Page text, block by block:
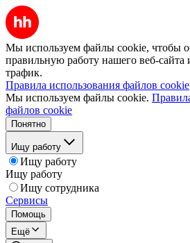
Мы используем файлы cookie, чтобы
правильную работу нашего веб-сайта
трафик.
Правила использования файлов cookie
Мы используем файлы cookie.
файлов cookie
Понятно
Ищу работу
Ищу работу
Ищу работу
Ищу сотрудника
Сервисы
Помощь
Ещё